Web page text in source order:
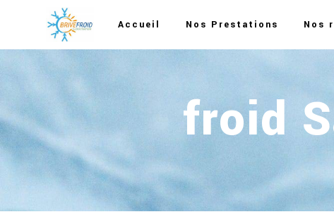
Accueil Nos Prestations Nos
froid
Panneau de gestion des cookies